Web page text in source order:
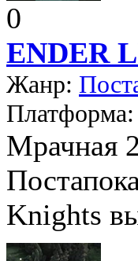
0
ENDER
Жанр:
Платформа:
Мрачная
Knights